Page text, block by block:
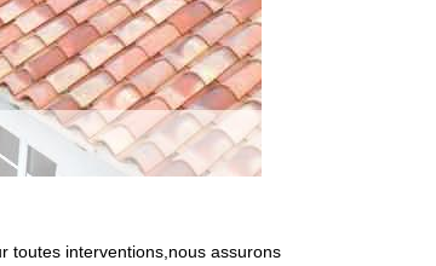
toutes interventions,nous assurons